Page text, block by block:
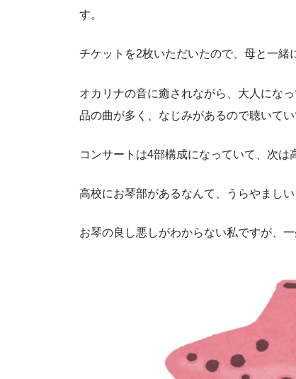
す。
チケットを2枚いただいたので、母と一緒
オカリナの音に癒されながら、大人にな
品の曲が多く、なじみがあるので聴いてい
コンサートは4部構成になっていて、次は
高校にお琴部があるなんて、うらやましい
お琴の良し悪しがわからない私ですが、